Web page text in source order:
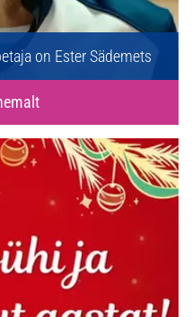
on Ester Sädemets